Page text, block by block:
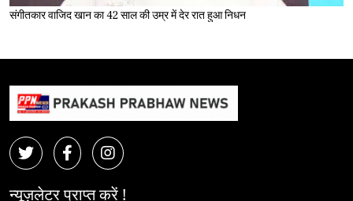
संगीतकार वाजिद खान का 42 साल की उम्र में देर रात हुआ निधन
न्यूज़लेटर प्राप्त करें !